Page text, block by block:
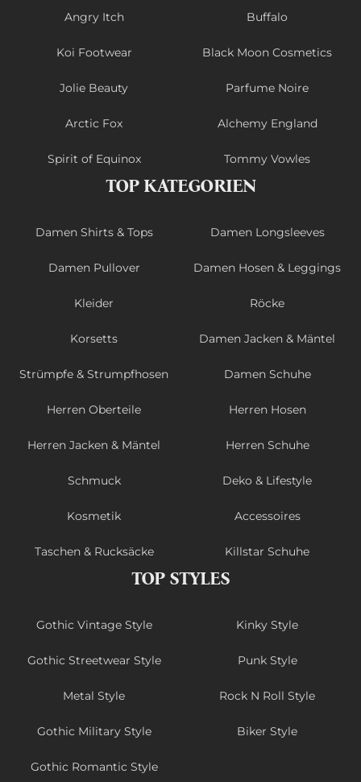
Angry Itch Buffalo
Koi Footwear Black Moon Cosmetics
Jolie Beauty Parfume Noire
Arctic Fox Alchemy England
Spirit of Equinox Tommy Vowles
TOP KATEGORIEN
Damen Shirts & Tops Damen Longsleeves
Damen Pullover Damen Hosen & Leggings
Kleider Röcke
Korsetts Damen Jacken & Mäntel
Strümpfe & Strumpfhosen Damen Schuhe
Herren Oberteile Herren Hosen
Herren Jacken & Mäntel Herren Schuhe
Schmuck Deko & Lifestyle
Kosmetik Accessoires
Taschen & Rucksäcke Killstar Schuhe
TOP STYLES
Gothic Vintage Style Kinky Style
Gothic Streetwear Style Punk Style
Metal Style Rock N Roll Style
Gothic Military Style Biker Style
Gothic Romantic Style